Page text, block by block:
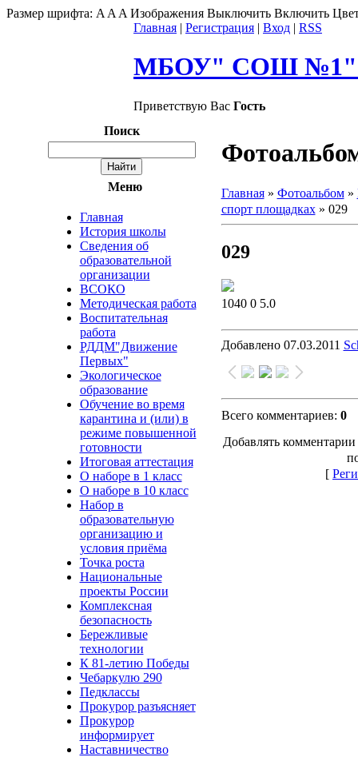
Размер шрифта: A A A Изображения Выключить Включить
Главная | Регистрация | Вход | RSS
МБОУ" СОШ №1"
Приветствую Вас Гость
Поиск
Меню
Главная
История школы
Сведения об
образовательной
организации
ВСОКО
Методическая работа
Воспитательная
работа
РДДМ"Движение
Первых"
Экологическое
образование
Обучение во время
карантина и (или) в
режиме повышенной
готовности
Итоговая аттестация
О наборе в 1 класс
О наборе в 10 класс
Набор в
образовательную
организацию и
условия приёма
Точка роста
Национальные
проекты России
Комплексная
безопасность
Бережливые
технологии
К 81-летию Победы
Чебаркулю 290
Педклассы
Прокурор разъясняет
Прокурор
информирует
Наставничество
Главная» Фотоальбом»
спорт площадках» 029
029
1040 0 5.0
Добавлено07.03.2011
Всего комментариев: 0
Добавлять
[